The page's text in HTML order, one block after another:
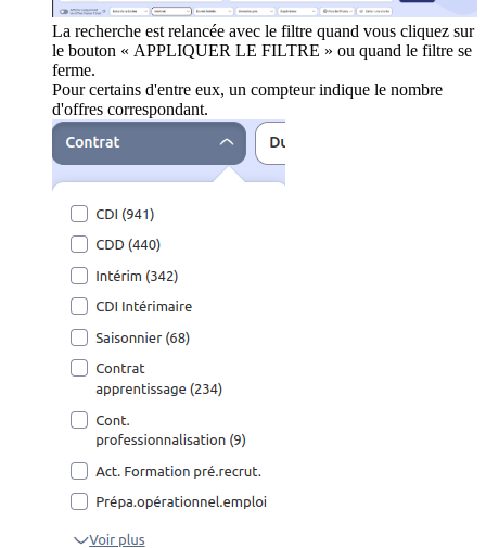
La recherche est relancée avec le filtre quand vous cliquez sur
le bouton « APPLIQUER LE FILTRE » ou quand le filtre se
ferme.
Pour certains d'entre eux, un compteur indique le nombre
d'offres correspondant.